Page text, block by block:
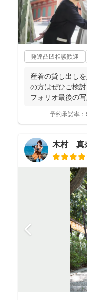
発達凸凹相談歓迎
産着の貸し出し
の方はぜひご検
フォリオ最後の
予約承諾率：
木村 真